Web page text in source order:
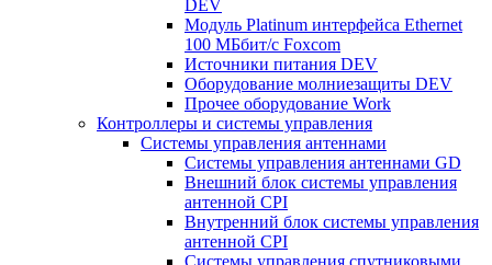
DEV
Модуль Platinum интерфейса Ethernet
100 МБбит/с Foxcom
Источники питания DEV
Оборудование молниезащиты DEV
Прочее оборудование Work
Контроллеры и системы управления
Системы управления антеннами
Системы управления антеннами GD
Внешний блок системы управления
антенной CPI
Внутренний блок системы управления
антенной CPI
Системы управления спутниковыми